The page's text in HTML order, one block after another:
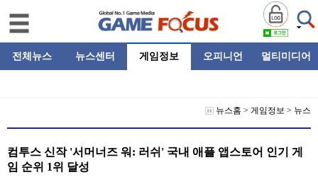
전체뉴스 뉴스센터 게임정보 오피니언 멀티미디어
뉴스홈 > 게임정보 > 뉴스
컴투스 신작 '서머너즈 워: 러쉬' 국내 애플 앱스토어 인기 게
임 순위 1위 달성